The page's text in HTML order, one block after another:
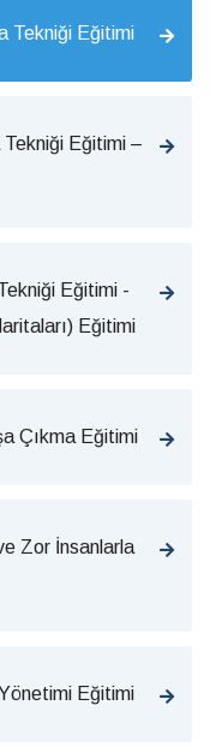
Tekniği Eğitimi
Tekniği Eğitimi –
Eğitimi -
Eğitimi
Çıkma Eğitimi
Zor İnsanlarla
Eğitimi